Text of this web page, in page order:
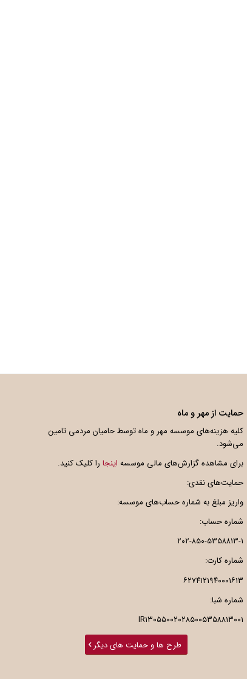
حمایت از مهر و ماه
کلیه هزینه‌های موسسه مهر و ماه توسط حامیان مردمی تامین
می‌شود.
برای مشاهده گزارش‌های مالی موسسه اینجارا کلیک کنید.
حمایت‌های نقدی:
واریز مبلغ به شماره حساب‌های موسسه:
شماره حساب:
۲۰۲-۸۵۰-۵۳۵۸۸۱۳-۱
شماره کارت:
۶۲۷۴۱۲۱۹۴۰۰۰۱۶۱۳
شماره شبا:
IR۱۳۰۵۵۰۰۲۰۲۸۵۰۰۵۳۵۸۸۱۳۰۰۱
طرح ها و حمایت های دیگر